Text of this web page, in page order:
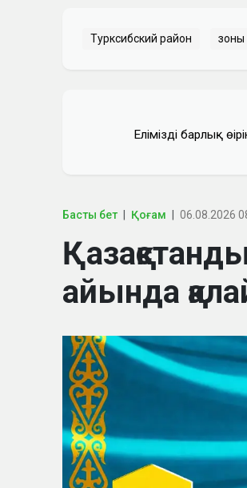
Турксибский район зоны
Еліміздің барлық
Басты бет Қоғам 06.08.2026
айында